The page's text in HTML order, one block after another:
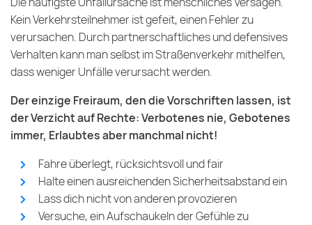
Kein Verkehrsteilnehmer ist gefeit, einen Fehler zu
verursachen. Durch partnerschaftliches und defensives
Verhalten kann man selbst im Straßenverkehr mithelfen,
dass weniger Unfälle verursacht werden.
Der einzige Freiraum, den die Vorschriften lassen, ist
der Verzicht auf Rechte: Verbotenes nie, Gebotenes
immer, Erlaubtes aber manchmal nicht!
Fahre überlegt, rücksichtsvoll und fair
Halte einen ausreichenden Sicherheitsabstand ein
Lass dich nicht von anderen provozieren
Versuche, ein Aufschaukeln der Gefühle zu